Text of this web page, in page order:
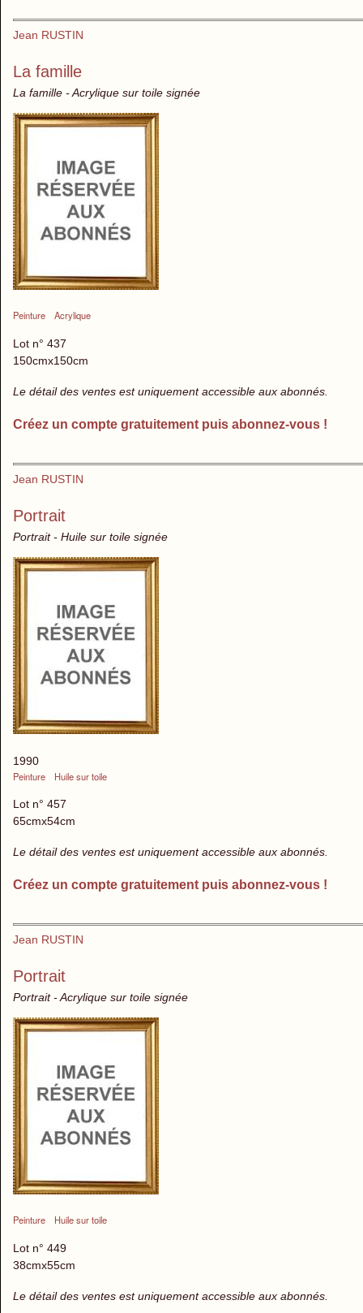
Jean RUSTIN
La famille
La famille - Acrylique sur toile signée
Peinture Acrylique
Lot n° 437
150cmx150cm
Le détail des ventes est uniquement accessible aux abonnés.
Créez un compte gratuitement puis abonnez-vous !
Jean RUSTIN
Portrait
Portrait - Huile sur toile signée
1990
Peinture
Huile sur toile
Lot n° 457
65cmx54cm
Le détail des ventes est uniquement accessible aux abonnés.
Créez un compte gratuitement puis abonnez-vous !
Jean RUSTIN
Portrait
Portrait - Acrylique sur toile signée
Peinture Huile sur toile
Lot n° 449
38cmx55cm
Le détail des ventes est uniquement accessible aux abonnés.